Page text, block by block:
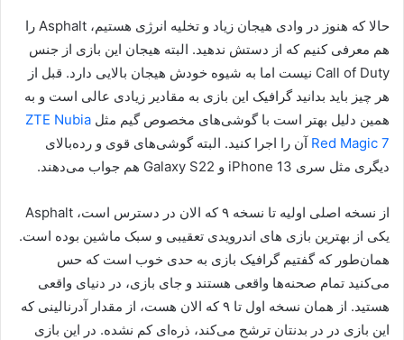
حالا که هنوز در وادی هیجان زیاد و تخلیه انرژی هستیم، Asphalt را
هم معرفی کنیم که از دستش ندهید. البته هیجان این بازی از جنس
Call of Duty نیست اما به شیوه خودش هیجان بالایی دارد. قبل از
هر چیز باید بدانید گرافیک این بازی به مقادیر زیادی عالی است و به
همین دلیل بهتر است با گوشی‌های مخصوص گیم مثل ZTE Nubia
Red Magic 7 آن را اجرا کنید. البته گوشی‌های قوی و رده‌بالای
دیگری مثل سری iPhone 13 و Galaxy S22 هم جواب می‌دهند.
از نسخه اصلی اولیه تا نسخه ۹ که الان در دسترس است، Asphalt
یکی از بهترین بازی های اندرویدی تعقیبی و سبک ماشین بوده است.
همان‌طور که گفتیم گرافیک بازی به حدی خوب است که حس
می‌کنید تمام صحنه‌ها واقعی هستند و جای بازی، در دنیای واقعی
هستید. از همان نسخه اول تا ۹ که الان هست، از مقدار آدرنالینی که
این بازی در در بدنتان ترشح می‌کند، ذره‌ای کم نشده. در این بازی